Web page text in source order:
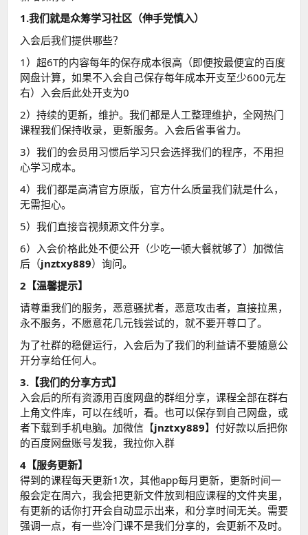
1.我们就是众筹学习社区（伸手党慎入）
入会后我们提供哪些？
1）超6T的内容每年的保存成本很高（即便按最便宜的百度
网盘计算，如果不入会自己保存每年成本开支至少600元左
右）入会后此处开支为0
2）持续的更新，维护。我们都是人工整理维护，全网热门
课程我们保持收录，更新服务。入会后省事省力。
3）我们的会员用习惯后学习只会选择我们的程序，不用担
心学习成本。
4）我们都是高清官方原版，官方什么质量我们就是什么，
无需担心。
5）我们直接音视频源文件分享。
6）入会价格此处不便公开（少吃一顿大餐就够了）加微信
后（jnztxy889）询问。
2【温馨提示】
请尊重我们的服务，恶意骚扰者，恶意攻击者，直接拉黑，
永不服务，不愿意花几元钱尝试的，就不要开尊口了。
为了社群的稳健运行，入会后为了我们的利益请不要随意公
开分享给任何人。
3.【我们的分享方式】
入会后的所有资源用百度网盘的群组分享，课程全部在群右
上角文件库，可以在线听，看。也可以保存到自己网盘，或
者下载到手机电脑。加微信【jnztxy889】付好款以后把你
的百度网盘账号发我，我拉你入群
4【服务更新】
得到的课程每天更新1次，其他app每月更新，更新时间一
般会定在周六，我会把更新文件放到相应课程的文件夹里，
有更新的话你打开会自动显示出来，和分享时间无关。需要
强调一点，有一些冷门课不是我们分享的，会更新不及时。